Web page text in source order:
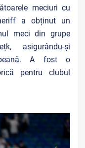
meciuri cu
a obținut un
meci din grupe
asigurându-și
A fost o
pentru clubul